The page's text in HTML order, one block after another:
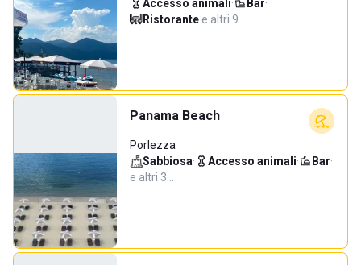
Accesso animali· Bar·
Ristorante·e altri 9…
Panama Beach
Porlezza
Sabbiosa· Accesso animali· Bar·
e altri 3…